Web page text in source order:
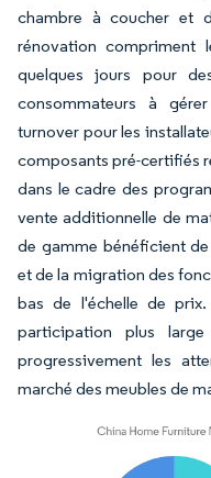
chambre à coucher et
rénovation compriment
quelques jours pour
consommateurs à
turnover pour les
composants pré-certifiés
dans le cadre des
vente additionnelle de
de gamme bénéficient
et de la migration des
bas de l'échelle de
participation plus
progressivement les
marché des meubles de